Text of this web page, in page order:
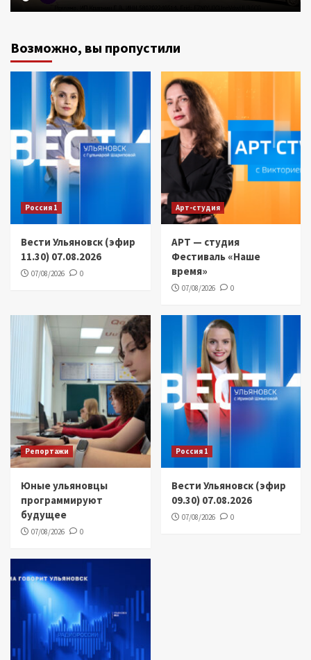
Возможно, вы пропустили
Россия 1
Вести Ульяновск (эфир
11.30) 07.08.2026
07/08/2026 0
Арт-студия
АРТ — студия
Фестиваль «Наше
время»
07/08/2026 0
Репортажи
Юные ульяновцы
программируют
будущее
07/08/2026 0
Россия 1
Вести Ульяновск (эфир
09.30) 07.08.2026
07/08/2026 0